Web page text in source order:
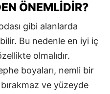
ÖNEMLIDIR?
gibi alanlarda
Bu nedenle en iyi iç
olmalıdır.
boyaları, nemli bir
ve yüzeyde